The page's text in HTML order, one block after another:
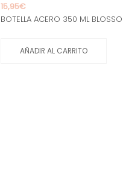
15,95€
BOTELLA ACERO 350 ML
AÑADIR AL CARRITO